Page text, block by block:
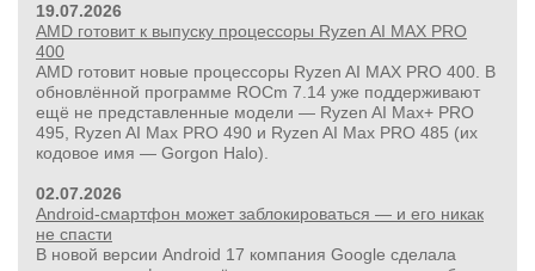
19.07.2026
AMD готовит к выпуску процессоры Ryzen AI MAX PRO
400
AMD готовит новые процессоры Ryzen AI MAX PRO 400. В
обновлённой программе ROCm 7.14 уже поддерживают
ещё не представленные модели — Ryzen AI Max+ PRO
495, Ryzen AI Max PRO 490 и Ryzen AI Max PRO 485 (их
кодовое имя — Gorgon Halo).
02.07.2026
Android-смартфон может заблокироваться — и его никак
не спасти
В новой версии Android 17 компания Google сделала